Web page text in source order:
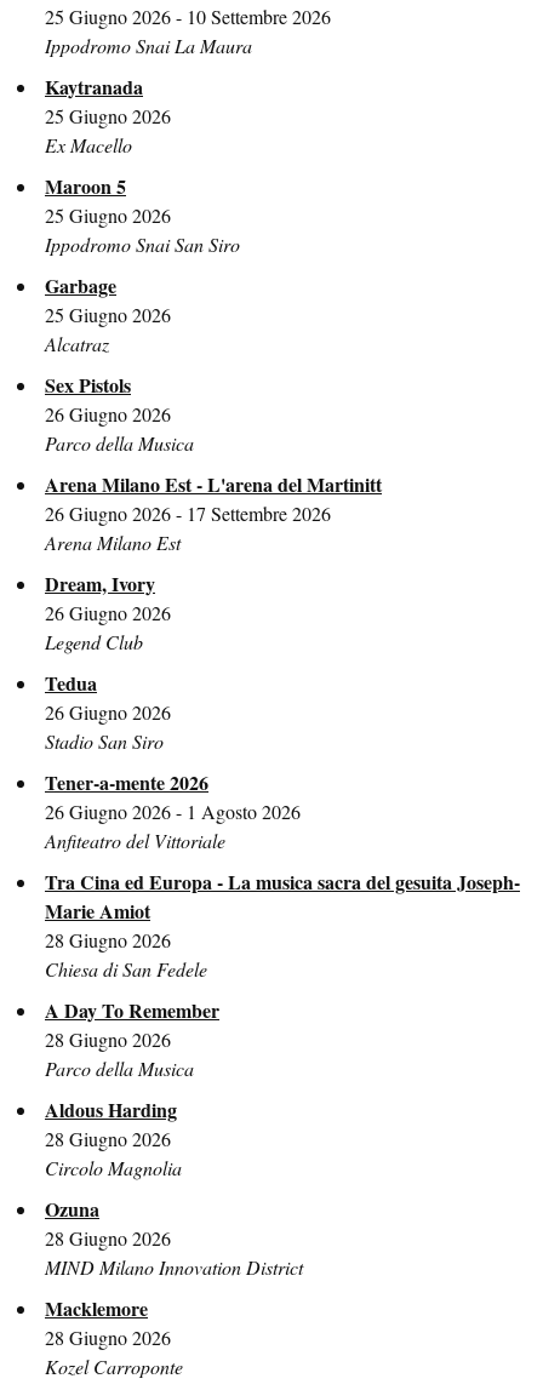
25 Giugno 2026 - 10 Settembre 2026
Ippodromo Snai La Maura
Kaytranada
25 Giugno 2026
Ex Macello
Maroon 5
25 Giugno 2026
Ippodromo Snai San Siro
Garbage
25 Giugno 2026
Alcatraz
Sex Pistols
26 Giugno 2026
Parco della Musica
Arena Milano Est - L'arena del Martinitt
26 Giugno 2026 - 17 Settembre 2026
Arena Milano Est
Dream, Ivory
26 Giugno 2026
Legend Club
Tedua
26 Giugno 2026
Stadio San Siro
Tener-a-mente 2026
26 Giugno 2026 - 1 Agosto 2026
Anfiteatro del Vittoriale
Tra Cina ed Europa - La musica sacra del gesuita Joseph-
Marie Amiot
28 Giugno 2026
Chiesa di San Fedele
A Day To Remember
28 Giugno 2026
Parco della Musica
Aldous Harding
28 Giugno 2026
Circolo Magnolia
Ozuna
28 Giugno 2026
MIND Milano Innovation District
Macklemore
28 Giugno 2026
Kozel Carroponte